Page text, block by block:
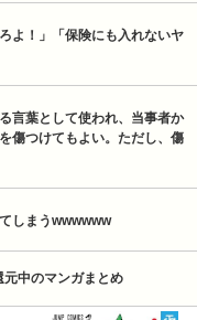
よ！」「保険にも入れないヤ
言葉として使われ、当事者か
傷つけてもよい。ただし、傷
しまうwwwwww
中のマンガまとめ